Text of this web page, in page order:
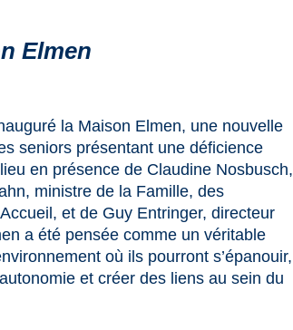
Elmen
la Maison Elmen, une nouvelle
seniors présentant une déficience
en présence de Claudine Nosbusch,
ministre de la Famille, des
et de Guy Entringer, directeur
a été pensée comme un véritable
où ils pourront s’épanouir,
et créer des liens au sein du